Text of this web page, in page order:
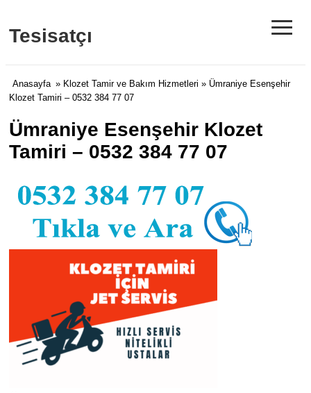
Tesisatçı ≡
Anasayfa » Klozet Tamir ve Bakım Hizmetleri » Ümraniye Esenşehir
Klozet Tamiri – 0532 384 77 07
Ümraniye Esenşehir Klozet
Tamiri – 0532 384 77 07